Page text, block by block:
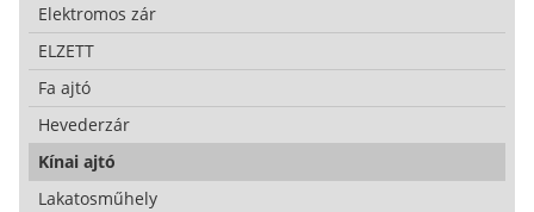
Elektromos zár
ELZETT
Fa ajtó
Hevederzár
Kínai ajtó
Lakatosműhely